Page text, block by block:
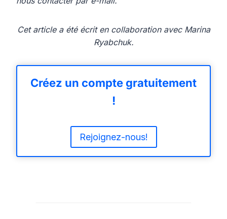
Cet article a été écrit en collaboration avec Marina
Ryabchuk.
Créez un compte gratuitement
!
Rejoignez-nous!